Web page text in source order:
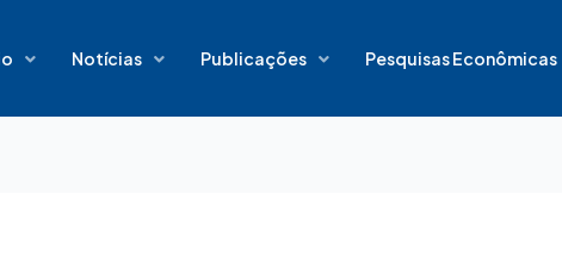
Notícias Publicações Pesquisas Econômicas